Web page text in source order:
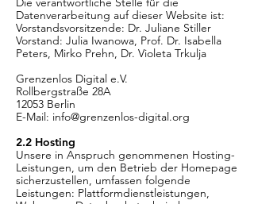
Datenverarbeitung auf dieser Website ist:
Vorstandsvorsitzende: Dr. Juliane Stiller
Vorstand: Julia Iwanowa, Prof. Dr. Isabella
Peters, Mirko Prehn, Dr. Violeta Trkulja
Grenzenlos Digital e.V.
Rollbergstraße 28A
12053 Berlin
E-Mail: info@grenzenlos-digital.org
2.2 Hosting
Unsere in Anspruch genommenen Hosting-
Leistungen, um den Betrieb der Homepage
sicherzustellen, umfassen folgende
Leistungen: Plattformdienstleistungen,